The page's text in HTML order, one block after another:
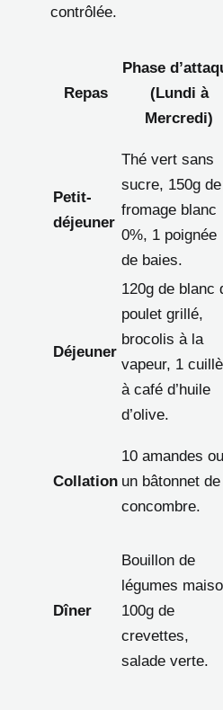
contrôlée.
Repas
Phase
(Lundi à
Mercredi)
Petit-
déjeuner
Thé vert sans
sucre, 150g de
fromage blanc
0%, 1 poignée
de baies.
Déjeuner
120g de blanc
poulet grillé,
brocolis à la
vapeur, 1
à café d’huile
d’olive.
Collation
10 amandes ou
un bâtonnet de
concombre.
Dîner
Bouillon de
légumes
100g de
crevettes,
salade verte.